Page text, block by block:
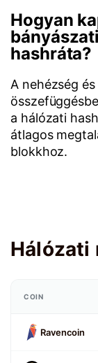
Hogyan
hashráta?
A nehézség
a hálózati
átlagos
blokkhoz.
Hálózati
COIN
Ravencoin